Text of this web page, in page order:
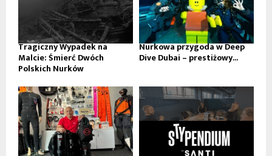
Tragiczny Wypadek na
Malcie: Śmierć Dwóch
Polskich Nurków
Nurkowa przygoda w Deep
Dive Dubai – prestiżowy...